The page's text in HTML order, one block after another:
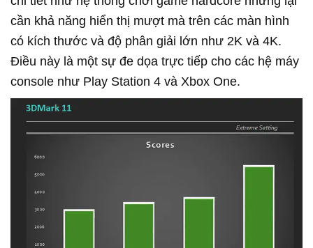
cần khả năng hiển thị mượt mà trên các màn hình
có kích thước và độ phân giải lớn như 2K và 4K.
Điều này là một sự đe dọa trực tiếp cho các hệ máy
console như Play Station 4 và Xbox One.